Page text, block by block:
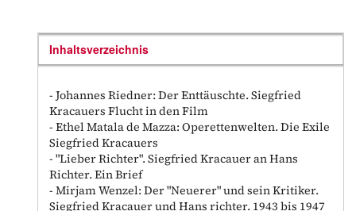
Inhaltsverzeichnis
- Johannes Riedner: Der Enttäuschte. Siegfried
Kracauers Flucht in den Film
- Ethel Matala de Mazza: Operettenwelten. Die Exile
Siegfried Kracauers
- "Lieber Richter". Siegfried Kracauer an Hans
Richter. Ein Brief
- Mirjam Wenzel: Der "Neuerer" und sein Kritiker.
Siegfried Kracauer und Hans richter. 1943 bis 1947